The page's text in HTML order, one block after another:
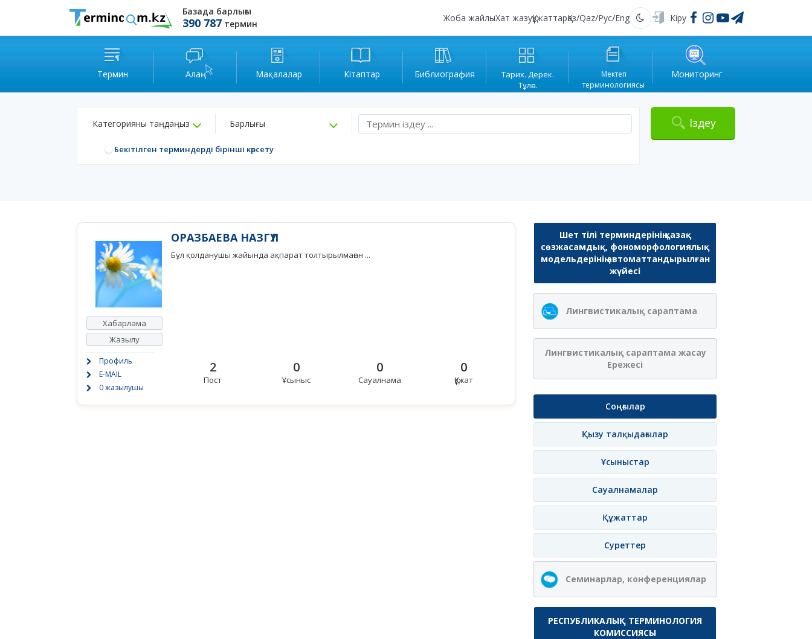
Базада барлығы
390 787 термин
Жоба жайлыХат жазуҚұжаттарҚаз/Qaz/Рус/Eng Қараңғы Кіру
Термин Алаң Мақалалар Кітаптар Библиография
Тарих. Дерек.
Тұлға.
Мектеп
терминологиясы
Мониторинг
Категорияны таңдаңыз Барлығы
Бекітілген терминдерді бірінші көрсету
Іздеу
Хабарлама
Жазылу
Профиль
E-MAIL
0 жазылушы
ОРАЗБАЕВА НАЗГҮЛ
Бұл қолданушы жайында ақпарат толтырылмаған ...
2
Пост
0
Ұсыныс
0
Сауалнама
0
Құжат
Шет тілі терминдерінің қазақ
сөзжасамдық, фономорфологиялық
модельдерінің автоматтандырылған
жүйесі
Лингвистикалық сараптама
Лингвистикалық сараптама жасау
Ережесі
Соңғылар
Қызу талқыдағылар
Ұсыныстар
Сауалнамалар
Құжаттар
Суреттер
Семинарлар, конференциялар
РЕСПУБЛИКАЛЫҚ ТЕРМИНОЛОГИЯ
КОМИССИЯСЫ